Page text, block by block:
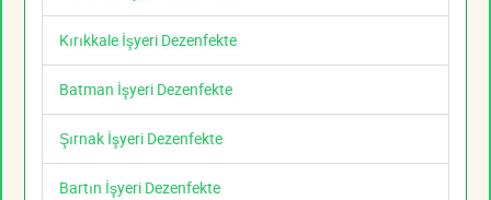
Kırıkkale İşyeri Dezenfekte
Batman İşyeri Dezenfekte
Şırnak İşyeri Dezenfekte
Bartın İşyeri Dezenfekte